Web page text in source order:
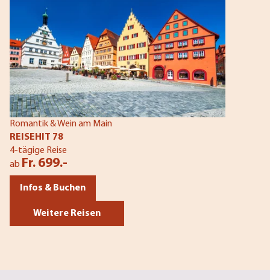
Romantik & Wein am Main
REISEHIT 78
4-tägige Reise
ab Fr. 699.-
Infos & Buchen
Weitere Reisen